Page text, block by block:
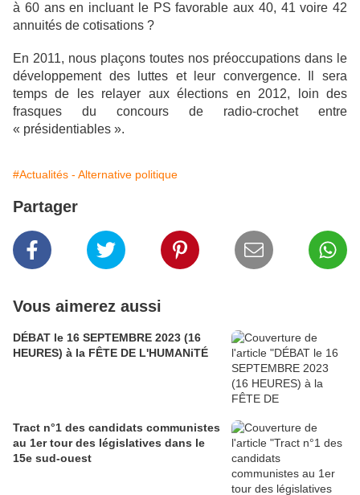
à 60 ans en incluant le PS favorable aux 40, 41 voire 42
annuités de cotisations ?
En 2011, nous plaçons toutes nos préoccupations dans le
développement des luttes et leur convergence. Il sera
temps de les relayer aux élections en 2012, loin des
frasques du concours de radio-crochet entre
« présidentiables ».
#Actualités - Alternative politique
Partager
Vous aimerez aussi
DÉBAT le 16 SEPTEMBRE 2023 (16
HEURES) à la FÊTE DE L'HUMANiTÉ
Tract n°1 des candidats communistes
au 1er tour des législatives dans le
15e sud-ouest